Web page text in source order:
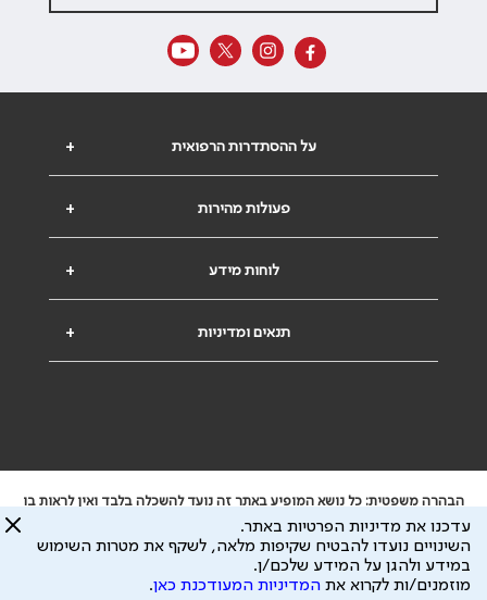
+ על ההסתדרות הרפואית
+ פעולות מהירות
+ לוחות מידע
+ תנאים ומדיניות
הבהרה משפטית: כל נושא המופיע באתר זה נועד להשכלה בלבד ואין לראות בו
ייעוץ רפואי או משפטי. אין הר"י אחראית לתוכן המתפרסם באתר זה ולכל נזק
שעלול להיגרם.
ידוע לי שהר"י אוספת ושומרת מידע אישי לצורך מתן השרות וכי חלק ממנו עשוי
להיות מועבר לצדדים שלישיים, הכל בכפוף למדיניות הפרטיות
עדכנו את מדיניות הפרטיות באתר.
השינויים נועדו להבטיח שקיפות מלאה, לשקף את מטרות השימוש
במידע ולהגן על המידע שלכם/ן.
מוזמנים/ות לקרוא את המדיניות המעודכנת כאן.